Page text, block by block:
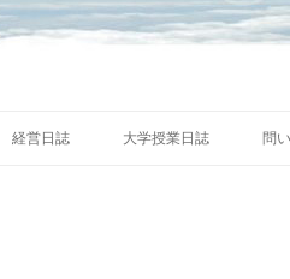
ン
経営日誌 大学授業日誌 問